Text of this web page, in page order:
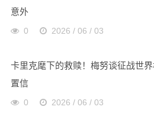
意外
0 2026 / 06 / 03
卡里克麾下的救赎！梅努谈征战世
置信
0 2026 / 06 / 03